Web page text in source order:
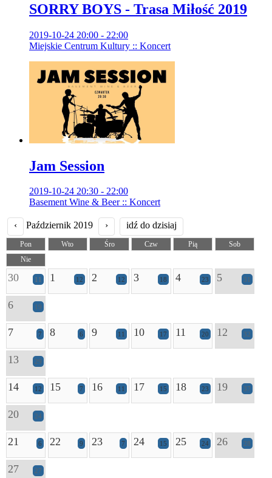
SORRY BOYS - Trasa Miłość 2019
2019-10-24 20:00 - 22:00
Miejskie Centrum Kultury :: Koncert
Jam Session
2019-10-24 20:30 - 22:00
Basement Wine & Beer :: Koncert
‹ Październik 2019 › idź do dzisiaj
Pon Wto Śro Czw Pią
Sob
Nie
30 11 1 12 2 12 3 18 4 23 5 31
6 19
7 7 8 6 9 11 10 17 11 20 12 32
13 29
14 12 15 7 16 11 17 15 18 23 19 37
20 24
21 6 22 9 23 7 24 15 25 24 26 28
27 27